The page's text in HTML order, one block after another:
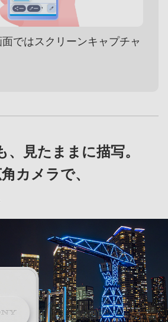
ではスクリーンキャプチャ
、見たままに描写。
カメラで、